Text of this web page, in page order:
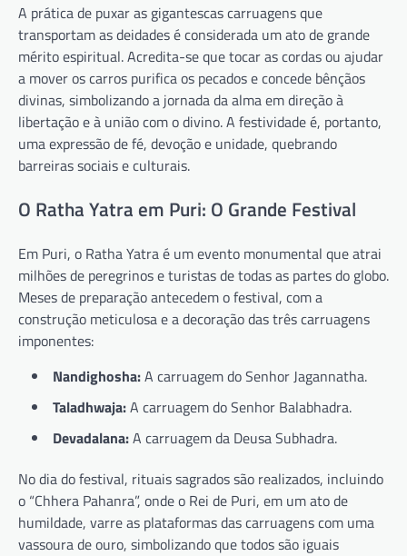
A prática de puxar as gigantescas carruagens que
transportam as deidades é considerada um ato de grande
mérito espiritual. Acredita-se que tocar as cordas ou ajudar
a mover os carros purifica os pecados e concede bênçãos
divinas, simbolizando a jornada da alma em direção à
libertação e à união com o divino. A festividade é, portanto,
uma expressão de fé, devoção e unidade, quebrando
barreiras sociais e culturais.
O Ratha Yatra em Puri: O Grande Festival
Em Puri, o Ratha Yatra é um evento monumental que atrai
milhões de peregrinos e turistas de todas as partes do globo.
Meses de preparação antecedem o festival, com a
construção meticulosa e a decoração das três carruagens
imponentes:
Nandighosha:A carruagem do Senhor Jagannatha.
Taladhwaja:A carruagem do Senhor Balabhadra.
Devadalana:A carruagem da Deusa Subhadra.
No dia do festival, rituais sagrados são realizados, incluindo
o “Chhera Pahanra”, onde o Rei de Puri, em um ato de
humildade, varre as plataformas das carruagens com uma
vassoura de ouro, simbolizando que todos são iguais